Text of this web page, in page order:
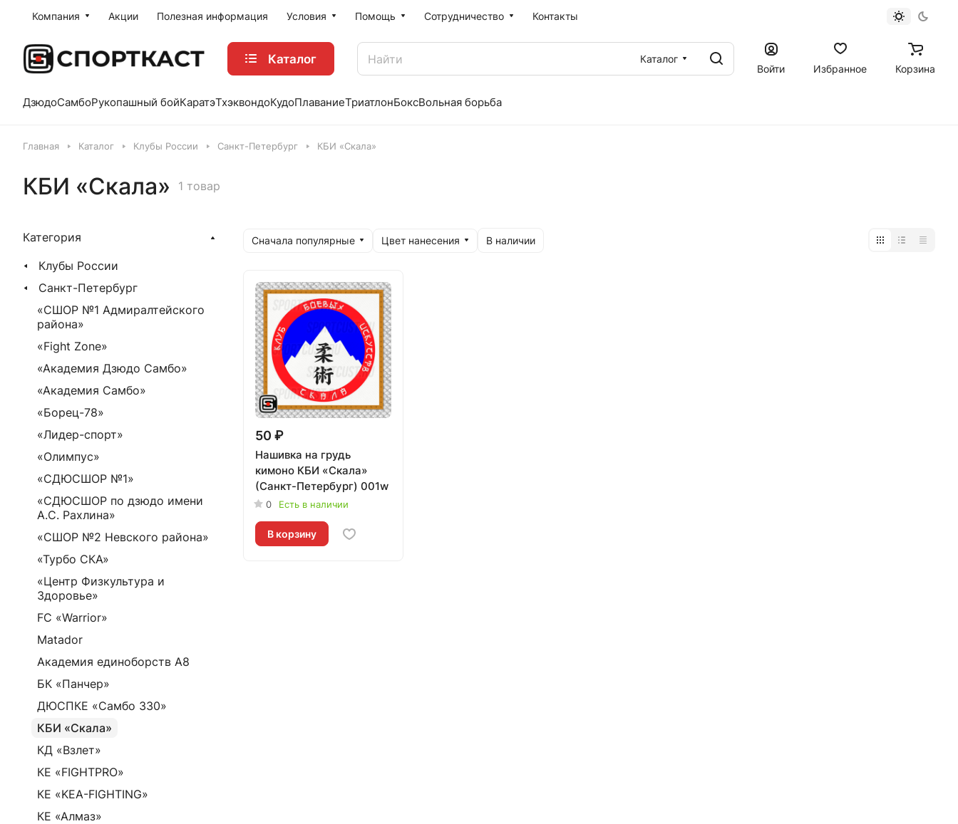
Компания Акции Полезная информация Условия Помощь Сотрудничество Контакты
Каталог
Каталог
Войти
Избранное Корзина
ДзюдоСамбоРукопашный бойКаратэТхэквондоКудоПлаваниеТриатлонБоксВольная борьба
Главная Каталог Клубы России Санкт-Петербург КБИ «Скала»
КБИ «Скала» 1 товар
Сначала популярные Цвет нанесения В наличии
50 ₽
Нашивка на грудь
кимоно КБИ «Скала»
(Санкт-Петербург) 001w
0 Есть в наличии
В корзину
Категория
Клубы России
Санкт-Петербург
«СШОР №1 Адмиралтейского
района»
«Fight Zone»
«Академия Дзюдо Самбо»
«Академия Самбо»
«Борец-78»
«Лидер-спорт»
«Олимпус»
«СДЮСШОР №1»
«СДЮСШОР по дзюдо имени
А.С. Рахлина»
«СШОР №2 Невского района»
«Турбо СКА»
«Центр Физкультура и
Здоровье»
FC «Warrior»
Matador
Академия единоборств А8
БК «Панчер»
ДЮСПКЕ «Самбо 330»
КБИ «Скала»
КД «Взлет»
КЕ «FIGHTPRO»
КЕ «KEA-FIGHTING»
КЕ «Алмаз»